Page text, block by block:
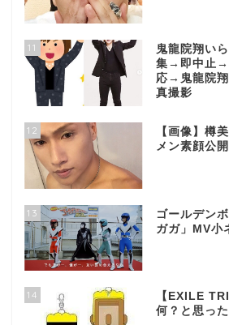
11
鬼龍院翔い
集→即中止→
応→鬼龍院
真撮影
12
【画像】樽
メン素顔公
13
ゴールデン
ガガ」MV小
14
【EXILE
何？と思っ